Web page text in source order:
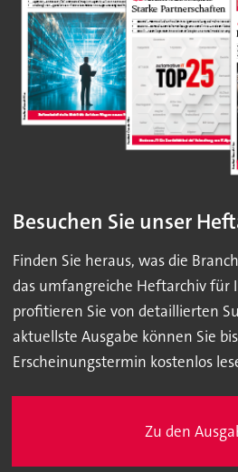
Besuchen Sie unser
Finden Sie heraus, was die
das umfangreiche Heftarchiv für
profitieren Sie von detaillierten
aktuellste Ausgabe können Sie
Erscheinungstermin kostenlos
Zu den